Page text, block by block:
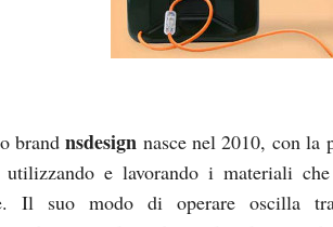
brandnsdesign nasce nel 2010, con la
utilizzando e lavorando i materiali
Il suo modo di operare oscilla tra